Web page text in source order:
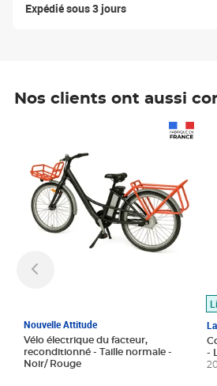
Expédié sous 3 jours
Nos clients ont aussi
Nouvelle Attitude
Vélo électrique du facteur,
reconditionné - Taille normale -
Noir/ Rouge
-